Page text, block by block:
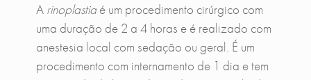
A rinoplastiaé um procedimento cirúrgico com
uma duração de 2 a 4 horas e é realizado com
anestesia local com sedação ou geral. É um
procedimento com internamento de 1 dia e tem